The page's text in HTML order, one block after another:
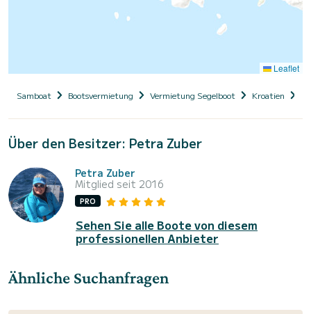
Leaflet
Samboat Bootsvermietung Vermietung Segelboot Kroatien
Über den Besitzer: Petra Zuber
Petra Zuber
Mitglied seit 2016
PRO
Sehen Sie alle Boote von diesem
professionellen Anbieter
Ähnliche Suchanfragen